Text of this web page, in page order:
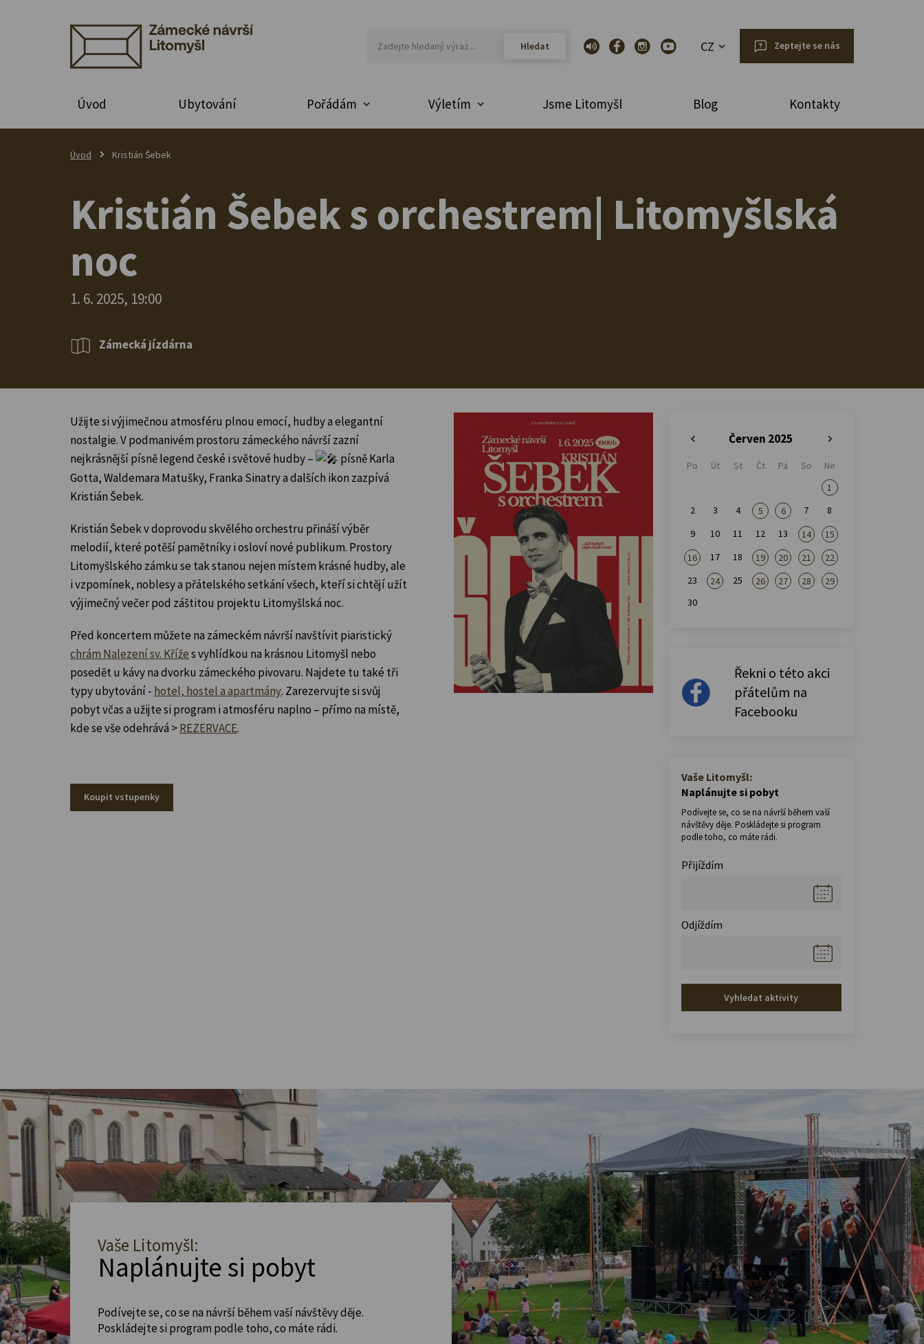
CZ Zeptejte se nás
Úvod Ubytování Pořádám Výletím Jsme Litomyšl Blog Kontakty
Úvod Kristián Šebek
Kristián Šebek s orchestrem| Litomyšlská
noc
1. 6. 2025, 19:00
Zámecká jízdárna
Užijte si výjimečnou atmosféru plnou emocí, hudby a elegantní
nostalgie. V podmanivém prostoru zámeckého návrší zazní
nejkrásnější písně legend české i světové hudby –
písně Karla
Gotta, Waldemara Matušky, Franka Sinatry a dalších ikon zazpívá
Kristián Šebek.
Kristián Šebek v doprovodu skvělého orchestru přináší výběr
melodií, které potěší pamětníky i osloví nové publikum. Prostory
Litomyšlského zámku se tak stanou nejen místem krásné hudby, ale
i vzpomínek, noblesy a přátelského setkání všech, kteří si chtějí užít
výjimečný večer pod záštitou projektu Litomyšlská noc.
Před koncertem můžete na zámeckém návrší navštívit piaristický
chrám Nalezení sv. Křížes vyhlídkou na krásnou Litomyšl nebo
posedět u kávy na dvorku zámeckého pivovaru. Najdete tu také tři
typy ubytování - hotel, hostel a apartmány. Zarezervujte si svůj
pobyt včas a užijte si program i atmosféru naplno – přímo na místě,
kde se vše odehrává >REZERVACE.
Koupit vstupenky
Červen 2025
Po Út St Čt Pá So
Ne
1
2
3 4 5 6 7
8
9
10 11 12 13 14
15
16
17 18 19 20 21
22
23
24 25 26 27 28
29
30
Řekni o této akci
přátelům na
Facebooku
Vaše Litomyšl:
Naplánujte si pobyt
Podívejte se, co se na návrší během vaší
návštěvy děje. Poskládejte si program
podle toho, co máte rádi.
Přijíždím
Odjíždím
Vyhledat aktivity
Vaše Litomyšl:
Naplánujte si pobyt
Podívejte se, co se na návrší během vaší návštěvy děje.
Poskládejte si program podle toho, co máte rádi.